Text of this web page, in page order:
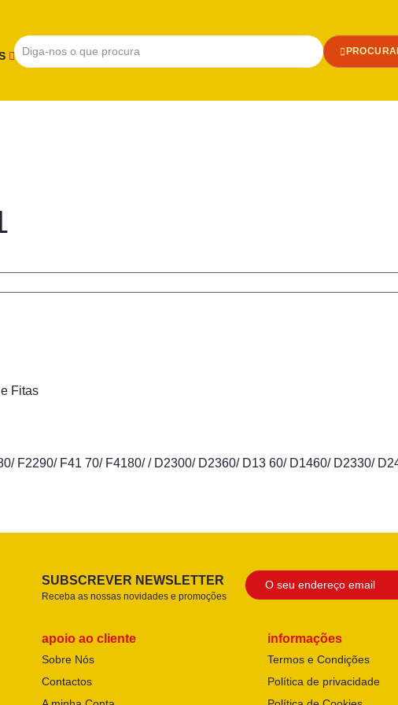
Fitas
F2290/ F41 70/ F4180/ / D2300/ D2360/ D13 60/ D1460/ D2330/
SUBSCREVER NEWSLETTER
Receba as nossas novidades e promoções
apoio ao cliente
Sobre Nós
Contactos
informações
Termos e Condições
Política de privacidade